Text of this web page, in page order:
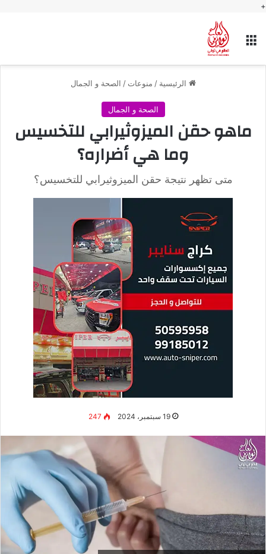
+
القائمة
الرئيسية / منوعات / الصحة و الجمال
الصحة و الجمال
ماهو حقن الميزوثيرابي للتخسيس
وما هي أضراره؟
متى تظهر نتيجة حقن الميزوثيرابي للتخسيس؟
19 سبتمبر، 2024 247